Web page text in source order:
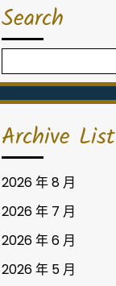
Search
for:
Archive List
2026 年 8 月
2026 年 7 月
2026 年 6 月
2026 年 5 月